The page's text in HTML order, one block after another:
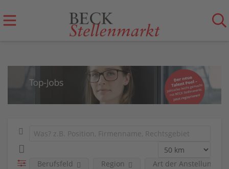
Berufsfeld Region Art der Anstellung